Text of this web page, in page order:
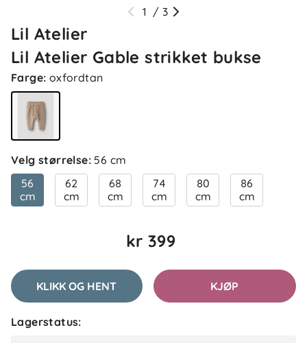
1 / 3
Lil Atelier
Lil Atelier Gable strikket bukse
Farge: oxfordtan
Velg størrelse: 56 cm
56
cm
62
cm
68
cm
74
cm
80
cm
86
cm
kr 399
KLIKK OG HENT KJØP
Lagerstatus: